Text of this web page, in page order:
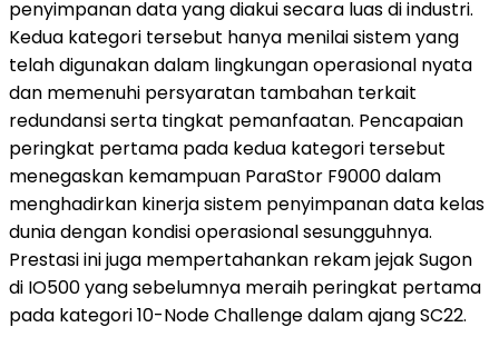
penyimpanan data yang diakui secara luas di industri.
Kedua kategori tersebut hanya menilai sistem yang
telah digunakan dalam lingkungan operasional nyata
dan memenuhi persyaratan tambahan terkait
redundansi serta tingkat pemanfaatan. Pencapaian
peringkat pertama pada kedua kategori tersebut
menegaskan kemampuan ParaStor F9000 dalam
menghadirkan kinerja sistem penyimpanan data kelas
dunia dengan kondisi operasional sesungguhnya.
Prestasi ini juga mempertahankan rekam jejak Sugon
di IO500 yang sebelumnya meraih peringkat pertama
pada kategori 10-Node Challenge dalam ajang SC22.